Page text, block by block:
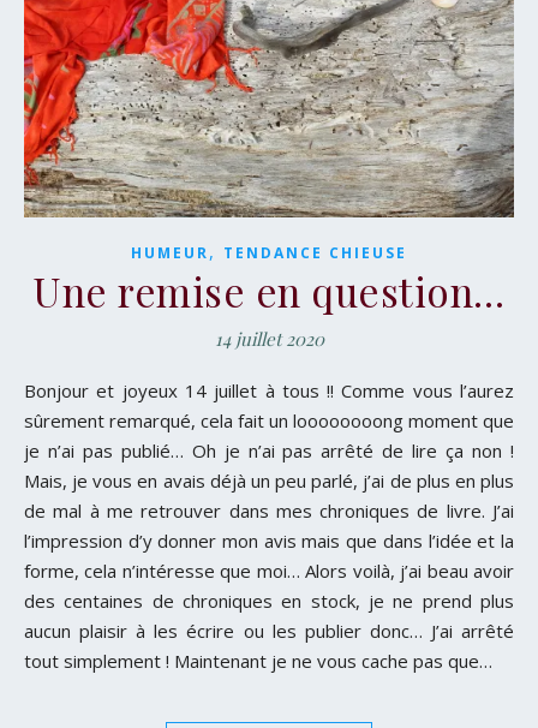
HUMEUR, TENDANCE CHIEUSE
Une remise en question…
14 juillet 2020
Bonjour et joyeux 14 juillet à tous !! Comme vous l’aurez
sûrement remarqué, cela fait un loooooooong moment que
je n’ai pas publié… Oh je n’ai pas arrêté de lire ça non !
Mais, je vous en avais déjà un peu parlé, j’ai de plus en plus
de mal à me retrouver dans mes chroniques de livre. J’ai
l’impression d’y donner mon avis mais que dans l’idée et la
forme, cela n’intéresse que moi… Alors voilà, j’ai beau avoir
des centaines de chroniques en stock, je ne prend plus
aucun plaisir à les écrire ou les publier donc… J’ai arrêté
tout simplement ! Maintenant je ne vous cache pas que…